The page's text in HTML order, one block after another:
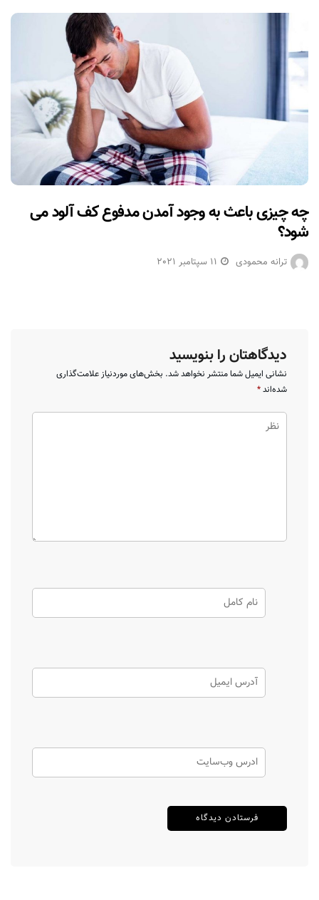
چه چیزی باعث به وجود آمدن مدفوع کف آلود می
شود؟
ترانه محمودی 11 سپتامبر 2021
دیدگاهتان را بنویسید
نشانی ایمیل شما منتشر نخواهد شد. بخش‌های موردنیاز علامت‌گذاری
شده‌اند*